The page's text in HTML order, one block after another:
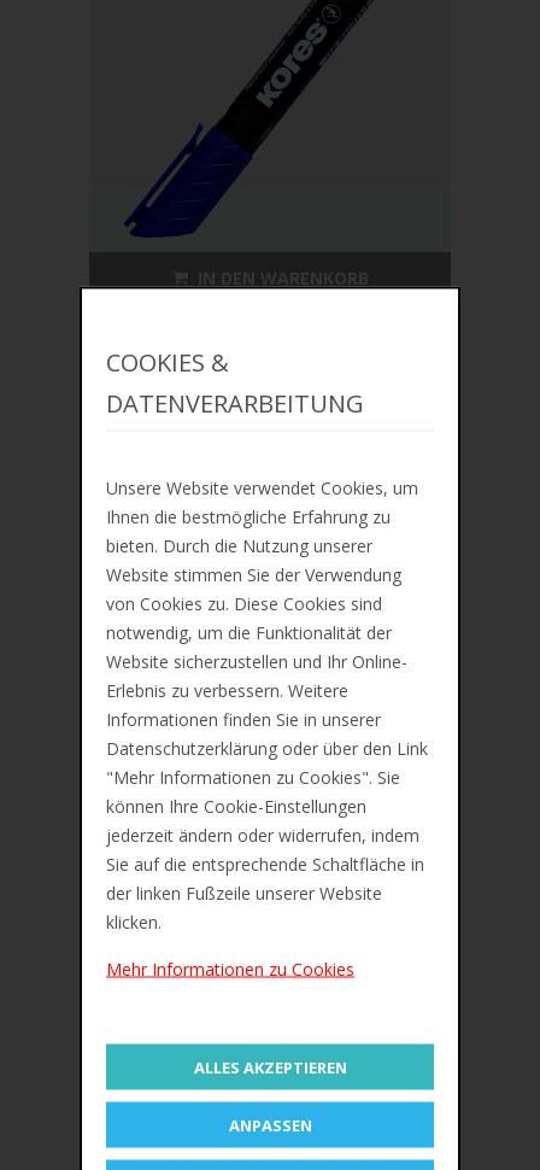
COOKIES &
DATENVERARBEITUNG
Unsere Website verwendet Cookies, um
Ihnen die bestmögliche Erfahrung zu
bieten. Durch die Nutzung unserer
Website stimmen Sie der Verwendung
von Cookies zu. Diese Cookies sind
notwendig, um die Funktionalität der
Website sicherzustellen und Ihr Online-
Erlebnis zu verbessern. Weitere
Informationen finden Sie in unserer
Datenschutzerklärung oder über den Link
"Mehr Informationen zu Cookies". Sie
können Ihre Cookie-Einstellungen
jederzeit ändern oder widerrufen, indem
Sie auf die entsprechende Schaltfläche in
der linken Fußzeile unserer Website
klicken.
Mehr Informationen zu Cookies
ALLES AKZEPTIEREN
ANPASSEN
Kores Permanent-Marker "K
MARKER", Keilspitze
ZUR MERKLISTE
MARKER", Keilspitze
€1,21